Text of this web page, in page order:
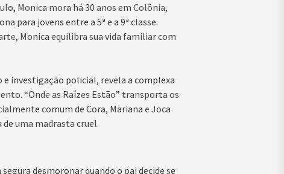
Monica mora há 30 anos em Colônia,
para jovens entre a 5ª e a 9ª classe.
Monica equilibra sua vida familiar com
investigação policial, revela a complexa
“Onde as Raízes Estão” transporta os
comum de Cora, Mariana e Joca
uma madrasta cruel.
desmoronar quando o pai decide se